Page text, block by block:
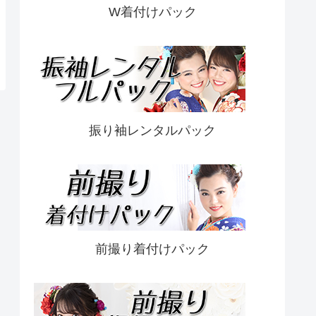
W着付けパック
振り袖レンタルパック
前撮り着付けパック